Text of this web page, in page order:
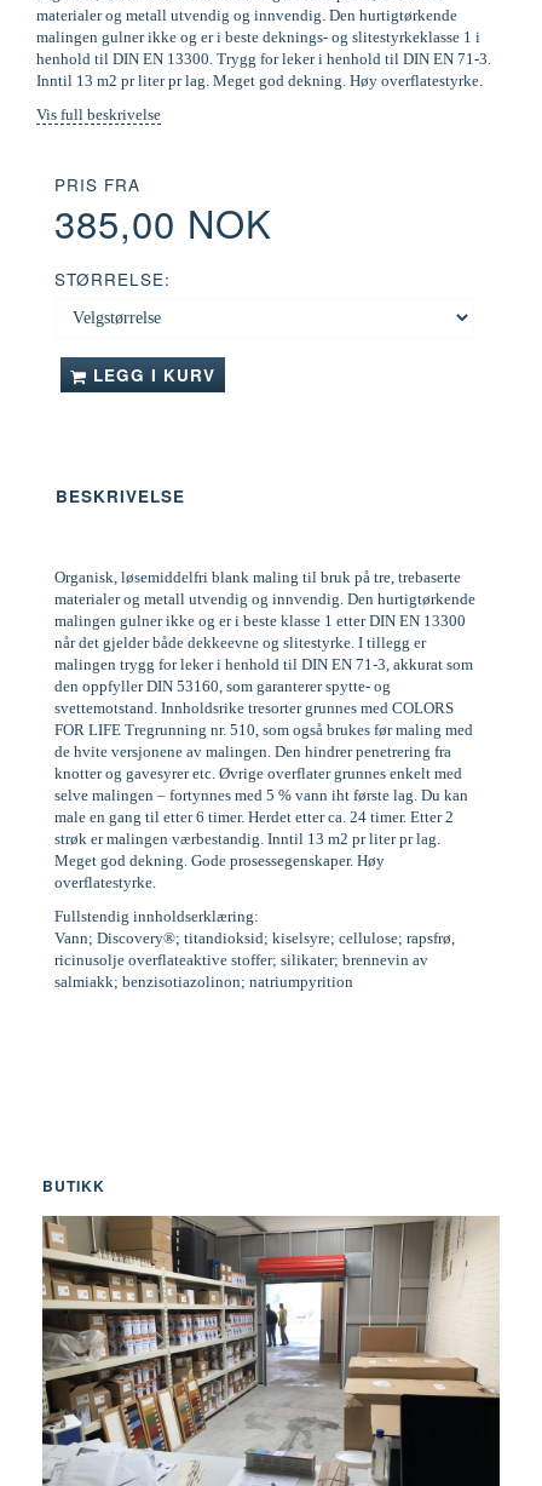
materialer og metall utvendig og innvendig. Den hurtigtørkende
malingen gulner ikke og er i beste deknings- og slitestyrkeklasse 1 i
henhold til DIN EN 13300. Trygg for leker i henhold til DIN EN 71-3.
Inntil 13 m2 pr liter pr lag. Meget god dekning. Høy overflatestyrke.
Vis full beskrivelse
PRIS FRA
385,00 NOK
STØRRELSE:
LEGG I KURV
BESKRIVELSE
Organisk, løsemiddelfri blank maling til bruk på tre, trebaserte
materialer og metall utvendig og innvendig. Den hurtigtørkende
malingen gulner ikke og er i beste klasse 1 etter DIN EN 13300
når det gjelder både dekkeevne og slitestyrke. I tillegg er
malingen trygg for leker i henhold til DIN EN 71-3, akkurat som
den oppfyller DIN 53160, som garanterer spytte- og
svettemotstand. Innholdsrike tresorter grunnes med COLORS
FOR LIFE Tregrunning nr. 510, som også brukes før maling med
de hvite versjonene av malingen. Den hindrer penetrering fra
knotter og gavesyrer etc. Øvrige overflater grunnes enkelt med
selve malingen – fortynnes med 5 % vann iht første lag. Du kan
male en gang til etter 6 timer. Herdet etter ca. 24 timer. Etter 2
strøk er malingen værbestandig. Inntil 13 m2 pr liter pr lag.
Meget god dekning. Gode prosessegenskaper. Høy
overflatestyrke.
Fullstendig innholdserklæring:
Vann; Discovery®; titandioksid; kiselsyre; cellulose; rapsfrø,
ricinusolje overflateaktive stoffer; silikater; brennevin av
salmiakk; benzisotiazolinon; natriumpyrition
BUTIKK